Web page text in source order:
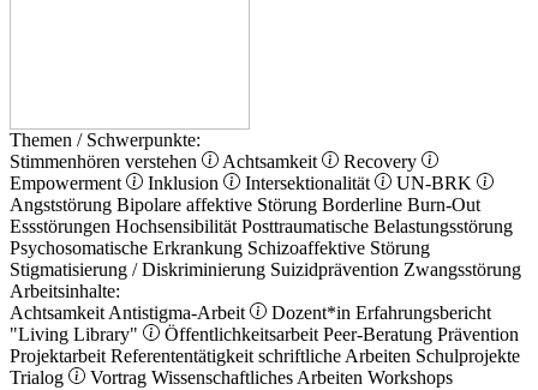
Themen / Schwerpunkte:
Stimmenhören verstehen
Achtsamkeit
Recovery
Empowerment
Inklusion Intersektionalität
UN-BRK
Angststörung Bipolare affektive Störung Borderline Burn-Out
Essstörungen Hochsensibilität Posttraumatische Belastungsstörung
Psychosomatische Erkrankung Schizoaffektive Störung
Stigmatisierung / Diskriminierung Suizidprävention Zwangsstörung
Arbeitsinhalte:
Achtsamkeit Antistigma-Arbeit Dozent*in Erfahrungsbericht
"Living Library"
Öffentlichkeitsarbeit Peer-Beratung Prävention
Projektarbeit Referententätigkeit schriftliche Arbeiten Schulprojekte
Trialog
Vortrag Wissenschaftliches Arbeiten Workshops